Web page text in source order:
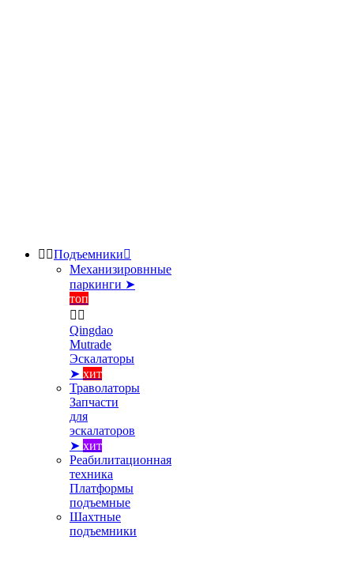
 Подъемники
Механизировнные
паркинги ➤
топ
 
Qingdao
Mutrade
Эскалаторы
➤ хит
Траволаторы
Запчасти
для
эскалаторов
➤ хит
Реабилитационная
техника
Платформы
подъемные
Шахтные
подъемники